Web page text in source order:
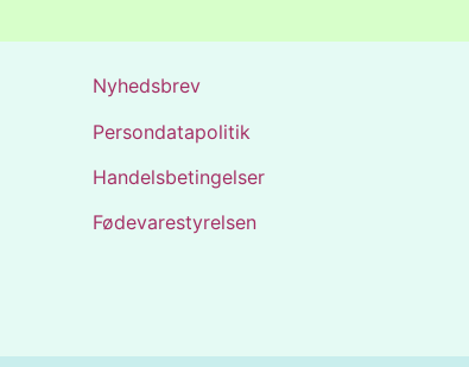
Nyhedsbrev
Persondatapolitik
Handelsbetingelser
Fødevarestyrelsen